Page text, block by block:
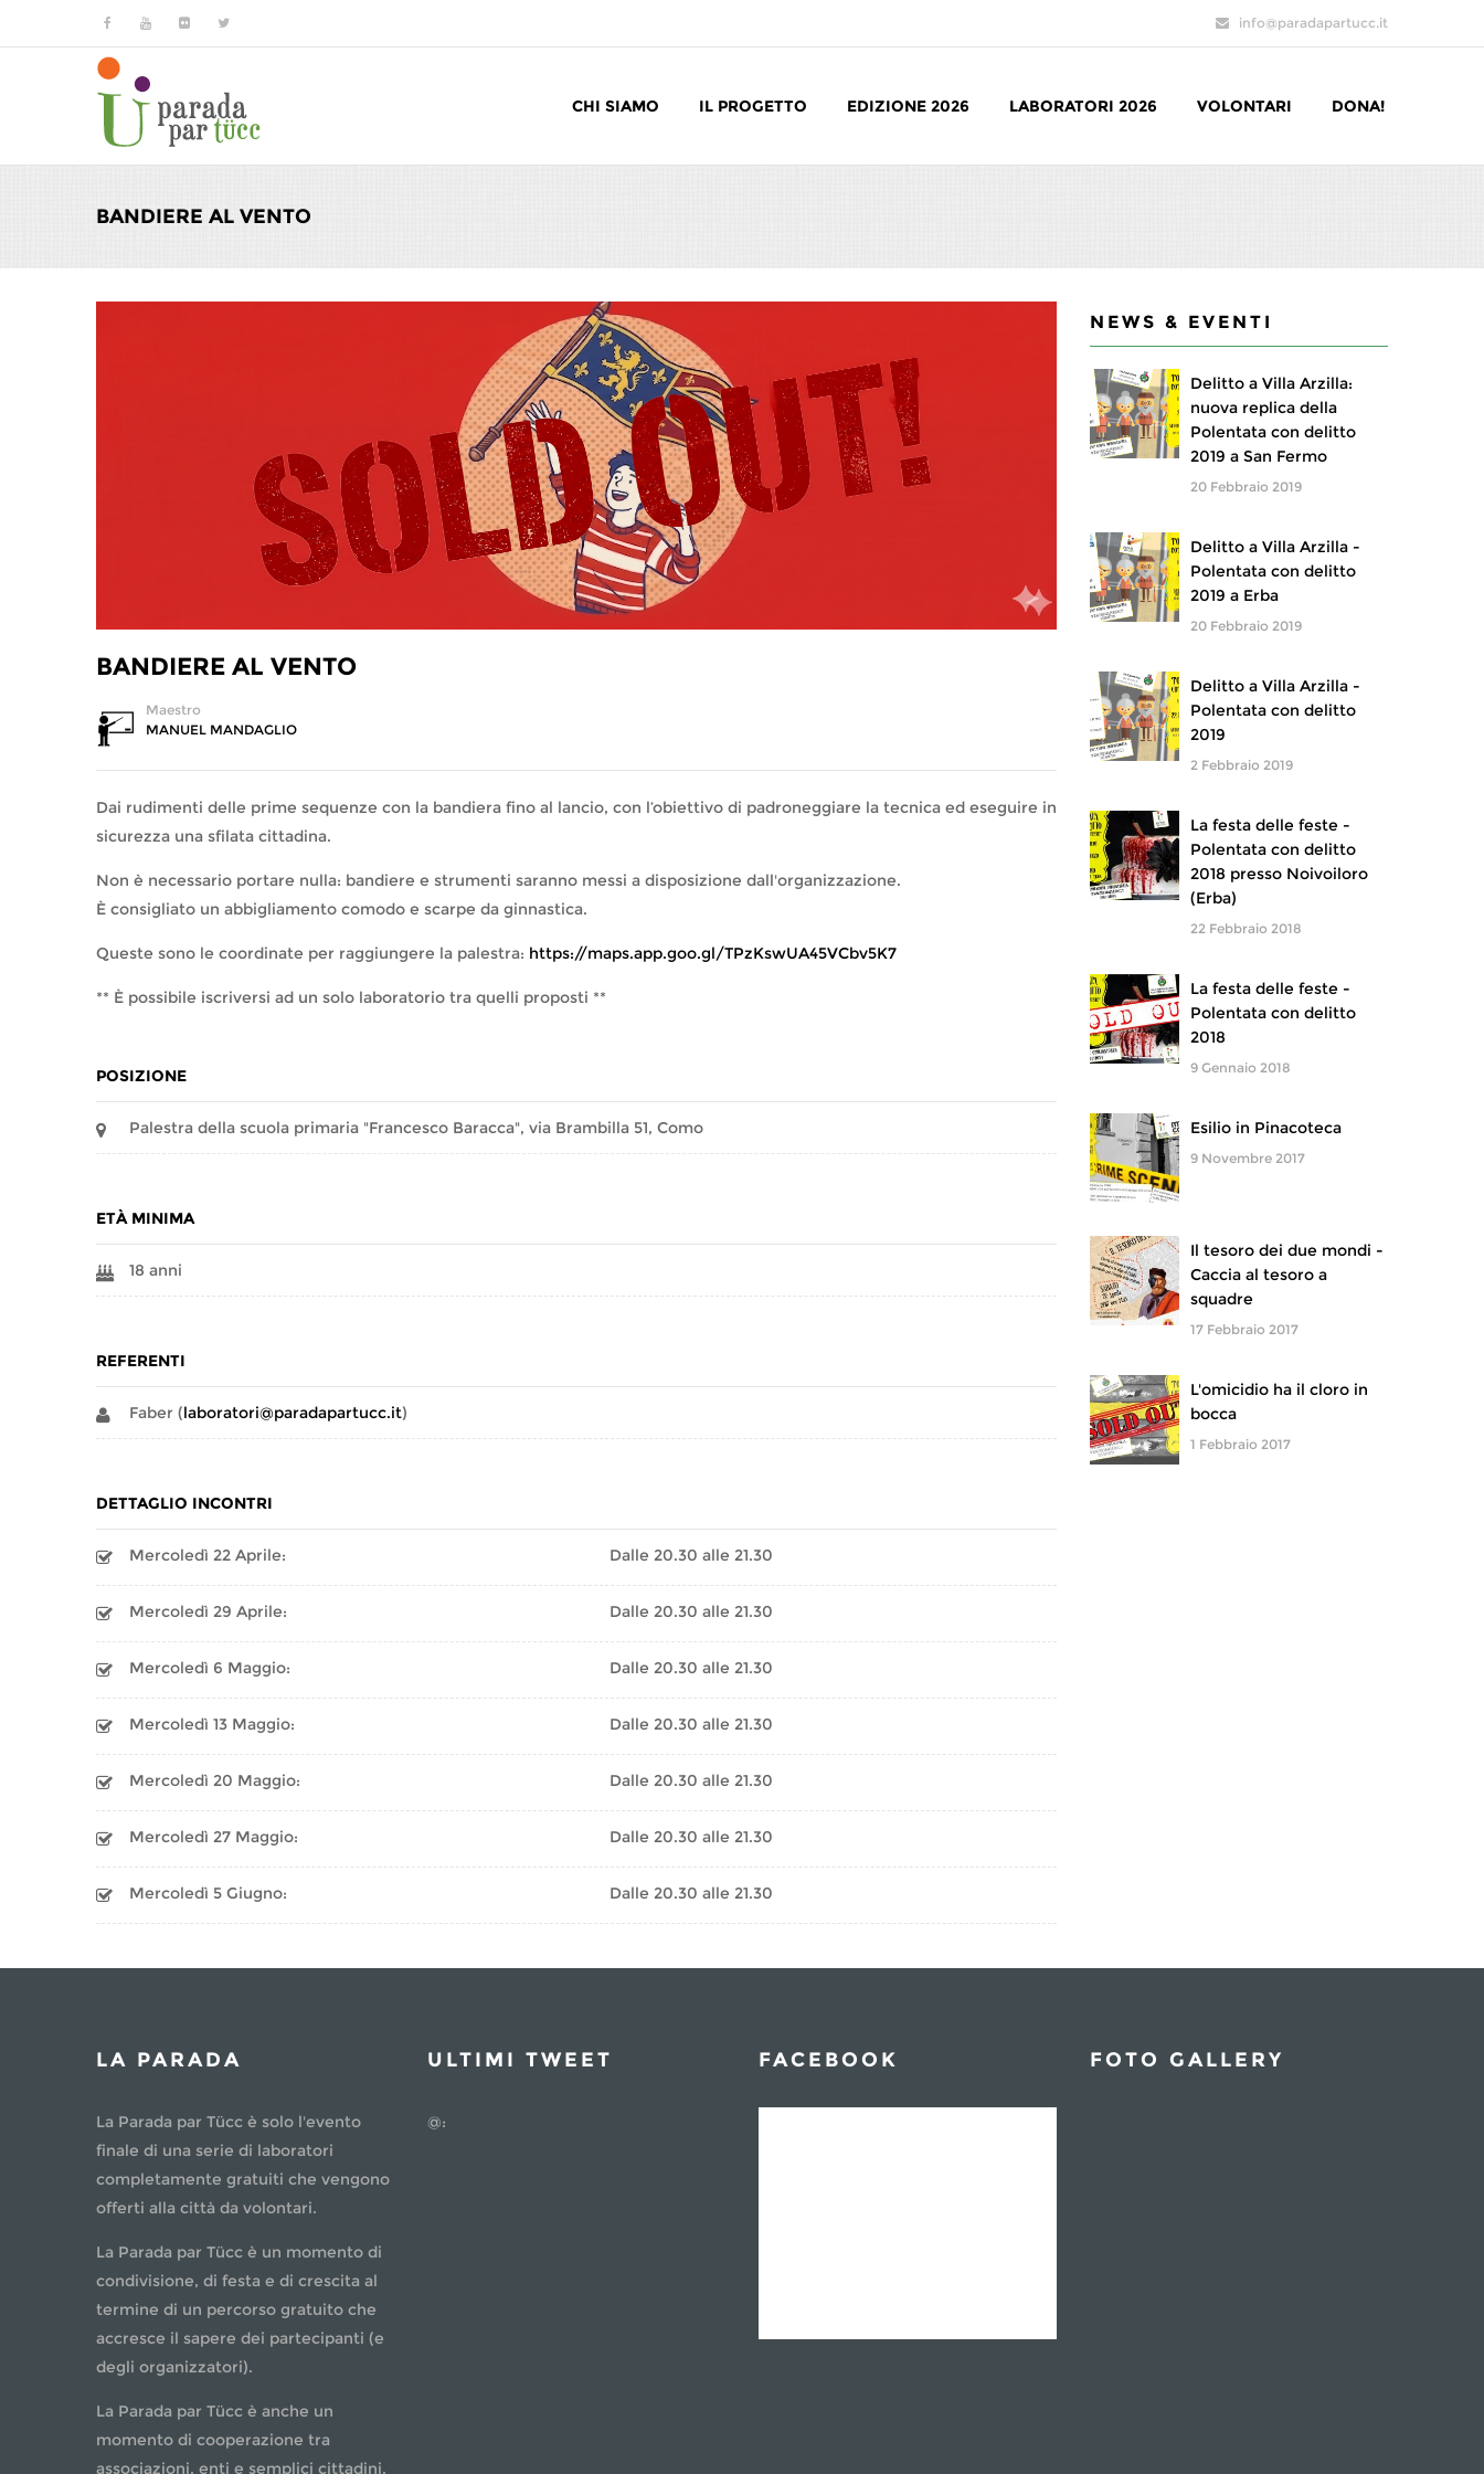
Salta al contenuto principale info@paradapartucc.it
CHI SIAMO IL PROGETTO EDIZIONE 2026 LABORATORI 2026 VOLONTARI DONA!
BANDIERE AL VENTO
BANDIERE AL VENTO
Maestro
MANUEL MANDAGLIO
Dai rudimenti delle prime sequenze con la bandiera fino al lancio, con l’obiettivo di padroneggiare la tecnica ed eseguire in
sicurezza una sfilata cittadina.
Non è necessario portare nulla: bandiere e strumenti saranno messi a disposizione dall'organizzazione.
È consigliato un abbigliamento comodo e scarpe da ginnastica.
Queste sono le coordinate per raggiungere la palestra: https://maps.app.goo.gl/TPzKswUA45VCbv5K7
** È possibile iscriversi ad un solo laboratorio tra quelli proposti **
POSIZIONE
Palestra della scuola primaria "Francesco Baracca", via Brambilla 51, Como
ETÀ MINIMA
18 anni
REFERENTI
Faber (laboratori@paradapartucc.it)
DETTAGLIO INCONTRI
Mercoledì 22 Aprile: Dalle 20.30 alle 21.30
Mercoledì 29 Aprile: Dalle 20.30 alle 21.30
Mercoledì 6 Maggio: Dalle 20.30 alle 21.30
Mercoledì 13 Maggio: Dalle 20.30 alle 21.30
Mercoledì 20 Maggio: Dalle 20.30 alle 21.30
Mercoledì 27 Maggio: Dalle 20.30 alle 21.30
Mercoledì 5 Giugno: Dalle 20.30 alle 21.30
NEWS & EVENTI
Delitto a Villa Arzilla:
nuova replica della
Polentata con delitto
2019 a San Fermo
20 Febbraio 2019
Delitto a Villa Arzilla -
Polentata con delitto
2019 a Erba
20 Febbraio 2019
Delitto a Villa Arzilla -
Polentata con delitto
2019
2 Febbraio 2019
La festa delle feste -
Polentata con delitto
2018 presso Noivoiloro
(Erba)
22 Febbraio 2018
La festa delle feste -
Polentata con delitto
2018
9 Gennaio 2018
Esilio in Pinacoteca
9 Novembre 2017
Il tesoro dei due mondi -
Caccia al tesoro a
squadre
17 Febbraio 2017
L'omicidio ha il cloro in
bocca
1 Febbraio 2017
LA PARADA
La Parada par Tücc è solo l'evento
finale di una serie di laboratori
completamente gratuiti che vengono
offerti alla città da volontari.
La Parada par Tücc è un momento di
condivisione, di festa e di crescita al
termine di un percorso gratuito che
accresce il sapere dei partecipanti (e
degli organizzatori).
La Parada par Tücc è anche un
momento di cooperazione tra
associazioni, enti e semplici cittadini.
ULTIMI TWEET
@:
FACEBOOK FOTO GALLERY